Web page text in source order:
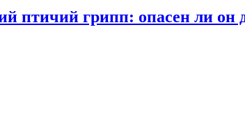
грипп: опасен ли он